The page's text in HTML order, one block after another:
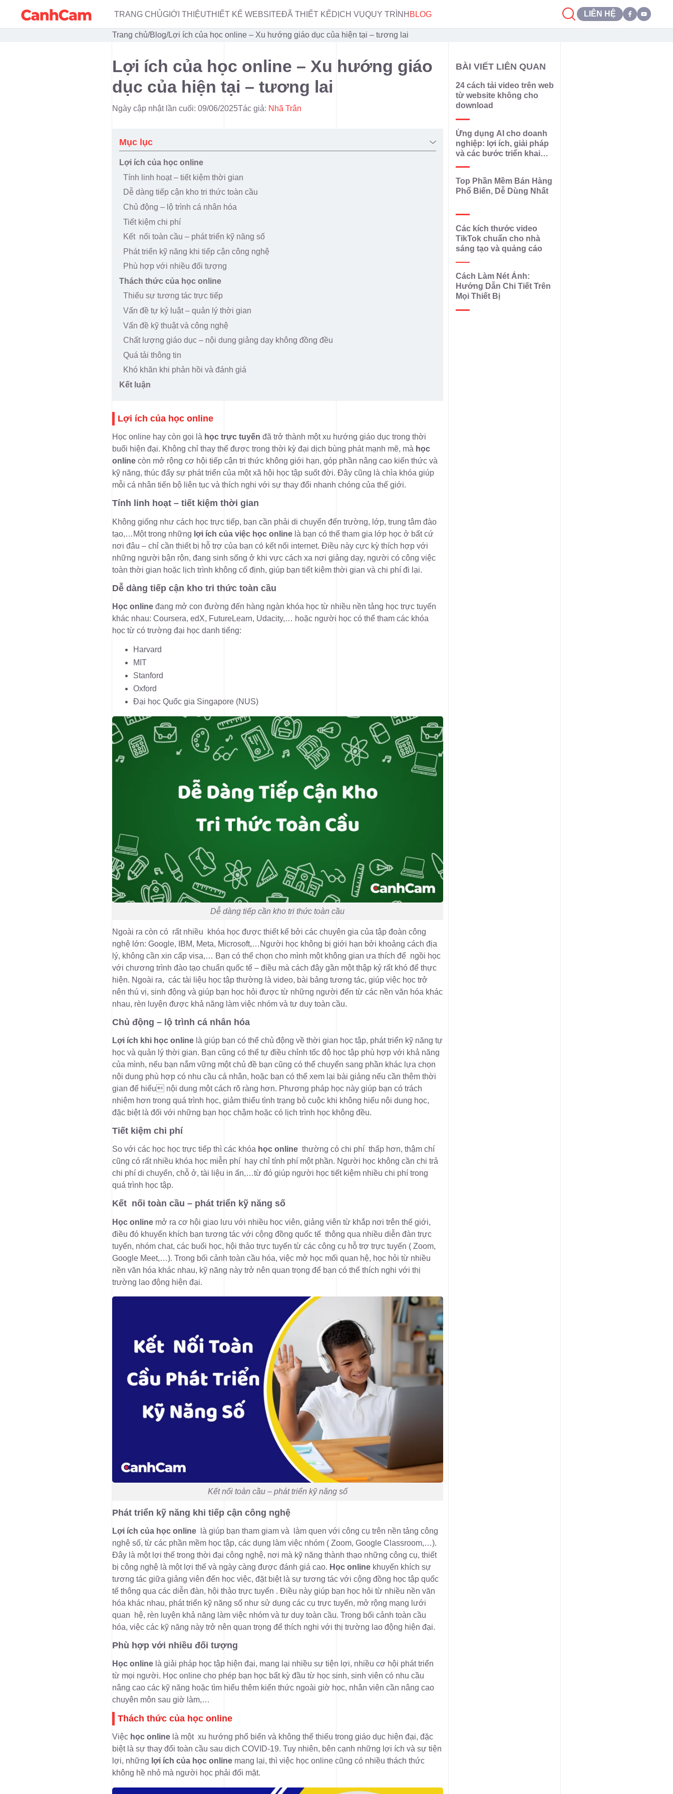
TRANG CHỦGIỚI THIỆUTHIẾT KẾ WEBSITEĐÃ THIẾT KẾDỊCH VỤQUY TRÌNH BLOG LIÊN HỆ
Trang chủ/Blog/Lợi ích của học online – Xu hướng giáo dục của hiện tại – tương lai
Lợi ích của học online – Xu hướng giáo
dục của hiện tại – tương lai
Ngày cập nhật lần cuối: 09/06/2025Tác giả: Nhã Trân
Mục lục
Lợi ích của học online
Tính linh hoạt – tiết kiệm thời gian
Dễ dàng tiếp cận kho tri thức toàn cầu
Chủ động – lộ trình cá nhân hóa
Tiết kiệm chi phí
Kết nối toàn cầu – phát triển kỹ năng số
Phát triển kỹ năng khi tiếp cận công nghệ
Phù hợp với nhiều đối tượng
Thách thức của học online
Thiếu sự tương tác trực tiếp
Vấn đề tự kỷ luật – quản lý thời gian
Vấn đề kỹ thuật và công nghệ
Chất lượng giáo dục – nội dung giảng dạy không đồng đều
Quá tải thông tin
Khó khăn khi phản hồi và đánh giá
Kết luận
Lợi ích của học online
Học online hay còn gọi là học trực tuyến đã trở thành một xu hướng giáo dục trong thời
buổi hiện đại. Không chỉ thay thế được trong thời kỳ đại dịch bùng phát mạnh mẽ, mà học
online còn mở rộng cơ hội tiếp cận tri thức không giới hạn, góp phần nâng cao kiến thức và
kỹ năng, thúc đẩy sự phát triển của một xã hội học tập suốt đời. Đây cũng là chìa khóa giúp
mỗi cá nhân tiến bộ liên tục và thích nghi với sự thay đổi nhanh chóng của thế giới.
Tính linh hoạt – tiết kiệm thời gian
Không giống như cách học trực tiếp, bạn cần phải di chuyển đến trường, lớp, trung tâm đào
tạo,…Một trong những lợi ích của việc học online là bạn có thể tham gia lớp học ở bất cứ
nơi đâu – chỉ cần thiết bị hỗ trợ của bạn có kết nối internet. Điều này cực kỳ thích hợp với
những người bận rộn, đang sinh sống ở khi vực cách xa nơi giảng dạy, người có công việc
toàn thời gian hoặc lịch trình không cố định, giúp bạn tiết kiệm thời gian và chi phí đi lại.
Dễ dàng tiếp cận kho tri thức toàn cầu
Học online đang mở con đường đến hàng ngàn khóa học từ nhiều nền tảng học trực tuyến
khác nhau: Coursera, edX, FutureLearn, Udacity,… hoặc người học có thể tham các khóa
học từ có trường đại học danh tiếng:
Harvard
MIT
Stanford
Oxford
Đại học Quốc gia Singapore (NUS)
Dễ dàng tiếp cần kho tri thức toàn cầu
Ngoài ra còn có rất nhiều khóa học được thiết kế bởi các chuyên gia của tập đoàn công
nghệ lớn: Google, IBM, Meta, Microsoft,…Người học không bị giới hạn bởi khoảng cách địa
lý, không cần xin cấp visa,… Bạn có thể chọn cho mình một không gian ưa thích để ngồi học
với chương trình đào tạo chuẩn quốc tế – điều mà cách đây gần một thập kỷ rất khó để thực
hiện. Ngoài ra, các tài liệu học tập thường là video, bài bảng tương tác, giúp việc học trở
nên thú vị, sinh động và giúp bạn học hỏi được từ những người đến từ các nền văn hóa khác
nhau, rèn luyện được khả năng làm việc nhóm và tư duy toàn cầu.
Chủ động – lộ trình cá nhân hóa
Lợi ích khi học online là giúp bạn có thể chủ động về thời gian học tập, phát triển kỹ năng tự
học và quản lý thời gian. Bạn cũng có thể tự điều chỉnh tốc độ học tập phù hợp với khả năng
của mình, nếu bạn nắm vững một chủ đề bạn cũng có thể chuyển sang phần khác lựa chọn
nội dung phù hợp có nhu cầu cá nhân, hoặc bạn có thể xem lại bài giảng nếu cần thêm thời
gian để hiểu nội dung một cách rõ ràng hơn. Phương pháp học này giúp bạn có trách
nhiệm hơn trong quá trình học, giảm thiểu tình trạng bỏ cuộc khi không hiểu nội dung học,
đặc biệt là đối với những bạn học chậm hoặc có lịch trình học không đều.
Tiết kiệm chi phí
So với các học học trực tiếp thì các khóa học online thường có chi phí thấp hơn, thậm chí
cũng có rất nhiều khóa học miễn phí hay chỉ tính phí một phần. Người học không cần chi trả
chi phí di chuyển, chỗ ở, tài liệu in ấn,…từ đó giúp người học tiết kiệm nhiều chi phí trong
quá trình học tập.
Kết nối toàn cầu – phát triển kỹ năng số
Học online mở ra cơ hội giao lưu với nhiều học viên, giảng viên từ khắp nơi trên thế giới,
điều đó khuyến khích bạn tương tác với cộng đồng quốc tế thông qua nhiều diễn đàn trực
tuyến, nhóm chat, các buổi học, hội thảo trực tuyến từ các công cụ hỗ trợ trực tuyến ( Zoom,
Google Meet,…). Trong bối cảnh toàn cầu hóa, việc mở học mối quan hệ, học hỏi từ nhiều
nền văn hóa khác nhau, kỹ năng này trở nên quan trọng để bạn có thể thích nghi với thị
trường lao động hiện đại.
Kết nối toàn cầu – phát triển kỹ năng số
Phát triển kỹ năng khi tiếp cận công nghệ
Lợi ích của học online
là giúp bạn tham giam và làm quen với công cụ trên nền tảng công
nghệ số, từ các phần mềm học tập, các dụng làm việc nhóm ( Zoom, Google Classroom,…).
Đây là một lợi thế trong thời đại công nghệ, nơi mà kỹ năng thành thạo những công cụ, thiết
bị công nghệ là một lợi thế và ngày càng được đánh giá cao. Học online khuyến khích sự
tương tác giữa giảng viên đến học việc, đặt biệt là sự tương tác với cộng đồng học tập quốc
tế thông qua các diễn đàn, hội thảo trực tuyến . Điều này giúp bạn học hỏi từ nhiều nền văn
hóa khác nhau, phát triển kỹ năng số như sử dụng các cụ trực tuyến, mở rộng mạng lưới
quan hệ, rèn luyện khả năng làm việc nhóm và tư duy toàn cầu. Trong bối cảnh toàn cầu
hóa, việc các kỹ năng này trở nên quan trọng để thích nghi với thị trường lao động hiện đại.
Phù hợp với nhiều đối tượng
Học online là giải pháp học tập hiện đại, mang lại nhiều sự tiện lợi, nhiều cơ hội phát triển
từ mọi người. Học online cho phép bạn học bất kỳ đầu từ học sinh, sinh viên có nhu cầu
nâng cao các kỹ năng hoặc tìm hiểu thêm kiến thức ngoài giờ học, nhân viên cần nâng cao
chuyên môn sau giờ làm,…
Thách thức của học online
Việc học online là một xu hướng phổ biến và không thế thiếu trong giáo dục hiện đại, đặc
biệt là sự thay đổi toàn cầu sau dịch COVID-19. Tuy nhiên, bên cạnh những lợi ích và sự tiện
lợi, những lợi ích của học online mang lại, thì việc học online cũng có nhiều thách thức
không hề nhỏ mà người học phải đối mặt.
BÀI VIẾT LIÊN QUAN
24 cách tải video trên web
từ website không cho
download
Ứng dụng AI cho doanh
nghiệp: lợi ích, giải pháp
và các bước triển khai
Top Phần Mềm Bán Hàng
Phổ Biến, Dễ Dùng Nhất
Các kích thước video
TikTok chuẩn cho nhà
sáng tạo và quảng cáo
Cách Làm Nét Ảnh:
Hướng Dẫn Chi Tiết Trên
Mọi Thiết Bị